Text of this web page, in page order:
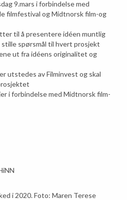
9.mars i forbindelse med
filmfestival og Midtnorsk film-og
til å presentere idéen muntlig
stille spørsmål til hvert prosjekt
ut fra idéens originalitet og
utstedes av Filminvest og skal
i forbindelse med Midtnorsk film-
i 2020. Foto: Maren Terese